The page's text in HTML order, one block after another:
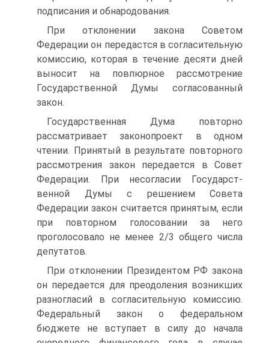
подписания и обнародования.
При отклонении закона Советом
Федерации он передастся в со­гласительную
комиссию, которая в течение десяти дней
выносит на повпюрное рассмотрение
Государственной Думы согласованный
закон.
Государственная Дума повторно
рассматривает законопроект в одном
чтении. Принятый в результате повторного
рассмотрения закон передается в Совет
Федерации. При несогласии Государст­
венной Думы с решением Совета
Федерации закон считается при­нятым, если
при повторном голосовании за него
проголосовало не менее 2/3 общего числа
депутатов.
При отклонении Президентом РФ закона
он передается для преодоления возникших
разногласий в согласительную комиссию.
Федеральный закон о федеральном
бюджете не вступает в силу до начала